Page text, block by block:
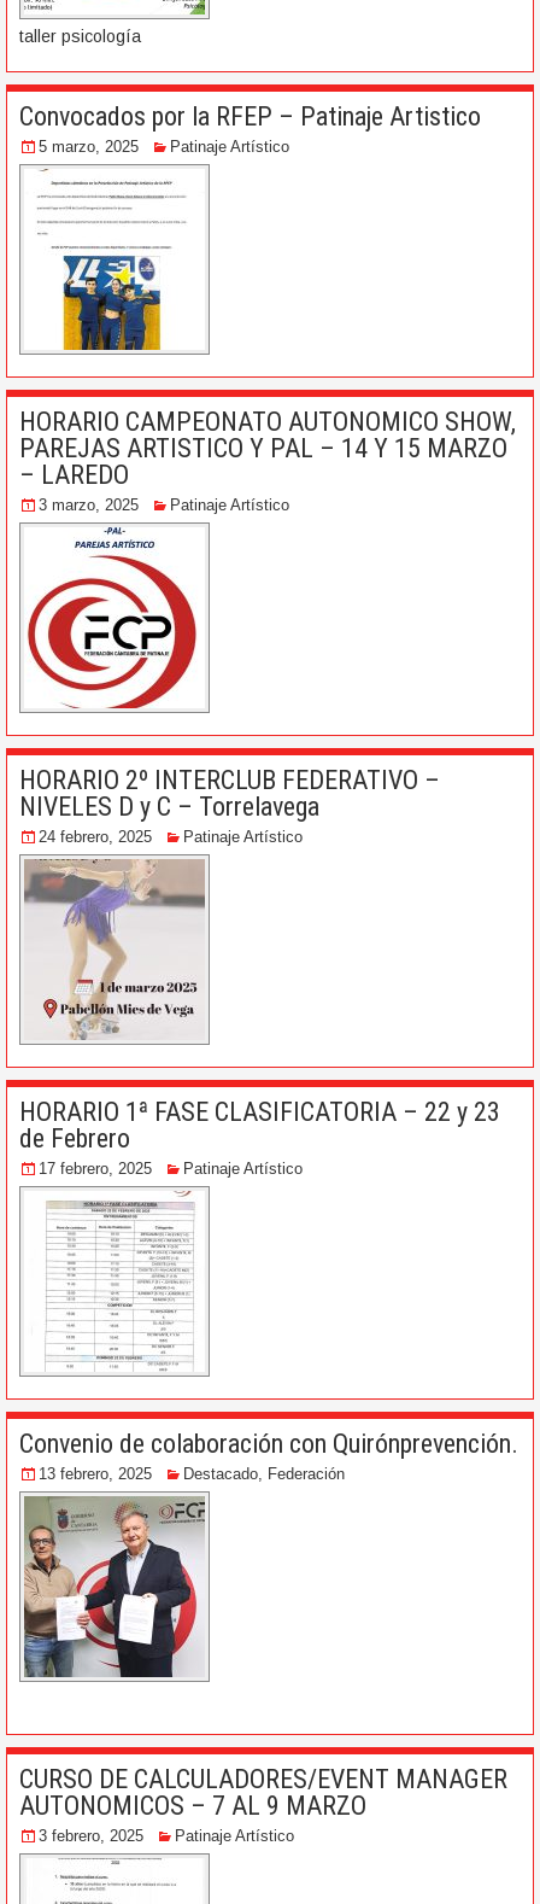
taller psicología
Convocados por la RFEP – Patinaje Artistico
5 marzo, 2025 Patinaje Artístico
HORARIO CAMPEONATO AUTONOMICO SHOW,
PAREJAS ARTISTICO Y PAL – 14 Y 15 MARZO
– LAREDO
3 marzo, 2025 Patinaje Artístico
HORARIO 2º INTERCLUB FEDERATIVO –
NIVELES D y C – Torrelavega
24 febrero, 2025 Patinaje Artístico
HORARIO 1ª FASE CLASIFICATORIA – 22 y 23
de Febrero
17 febrero, 2025 Patinaje Artístico
Convenio de colaboración con Quirónprevención.
13 febrero, 2025 Destacado, Federación
CURSO DE CALCULADORES/EVENT MANAGER
AUTONOMICOS – 7 AL 9 MARZO
3 febrero, 2025 Patinaje Artístico